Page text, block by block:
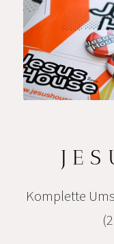
Komplette